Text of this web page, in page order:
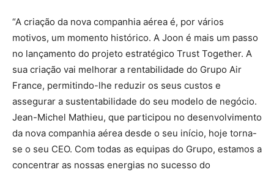
“A criação da nova companhia aérea é, por vários
motivos, um momento histórico. A Joon é mais um passo
no lançamento do projeto estratégico Trust Together. A
sua criação vai melhorar a rentabilidade do Grupo Air
France, permitindo-lhe reduzir os seus custos e
assegurar a sustentabilidade do seu modelo de negócio.
Jean-Michel Mathieu, que participou no desenvolvimento
da nova companhia aérea desde o seu início, hoje torna-
se o seu CEO. Com todas as equipas do Grupo, estamos a
concentrar as nossas energias no sucesso do